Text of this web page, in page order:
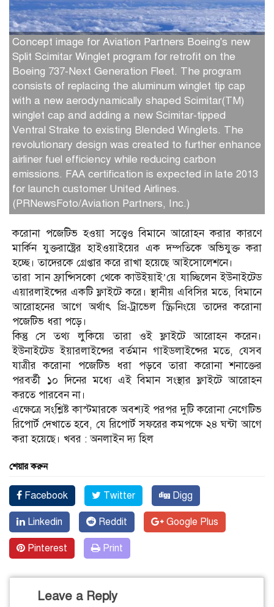
Concept image for Aviation Partners Boeing's new
Split Scimitar Winglet program for retrofit on the
Boeing 737-Next Generation Fleet. The program
consists of replacing the aluminum winglet tip cap
with a new aerodynamically shaped Scimitar(TM)
winglet cap and adding a new Scimitar-tipped
Ventral Strake to existing Blended Winglets. The
revolutionary design was created to further enhance
airliner fuel efficiency while reducing carbon
emissions. FAA certification is expected in late 2013
for launch customer United Airlines.
(PRNewsFoto/Aviation Partners, Inc.)
করোনা পজেটিভ হওয়া সত্ত্বেও বিমানে আরোহন করার কারণে
মার্কিন যুক্তরাষ্ট্রের হাইওয়াইয়ের এক দম্পতিকে অভিযুক্ত করা
হচ্ছে। তাদেরকে গ্রেপ্তার করে রাখা হয়েছে আইসোলেশনে।
তারা সান ফ্রান্সিসকো থেকে কাউইয়াই’য়ে যাচ্ছিলেন ইউনাইটেড
এয়ারলাইন্সের একটি ফ্লাইটে করে। স্থানীয় এবিসির মতে, বিমানে
আরোহনের আগে অর্থাৎ প্রি-ট্রাভেল স্ক্রিনিংয়ে তাদের করোনা
পজেটিভ ধরা পড়ে।
কিন্তু সে তথ্য লুকিয়ে তারা ওই ফ্লাইটে আরোহন করেন।
ইউনাইটেড ইয়ারলাইন্সের বর্তমান গাইডলাইন্সের মতে, যেসব
যাত্রীর করোনা পজেটিভ ধরা পড়বে তারা করোনা শনাক্তের
পরবর্তী ১০ দিনের মধ্যে এই বিমান সংস্থার ফ্লাইটে আরোহন
করতে পারবেন না।
এক্ষেত্রে সংশ্লিষ্ট কাস্টমারকে অবশ্যই পরপর দুটি করোনা নেগেটিভ
রিপোর্ট দেখাতে হবে, যে রিপোর্ট সফরের কমপক্ষে ২৪ ঘন্টা আগে
করা হয়েছে। খবর : অনলাইন দ্য হিল
শেয়ার করুন
Facebook Twitter Digg
Linkedin Reddit Google Plus
Pinterest Print
Leave a Reply